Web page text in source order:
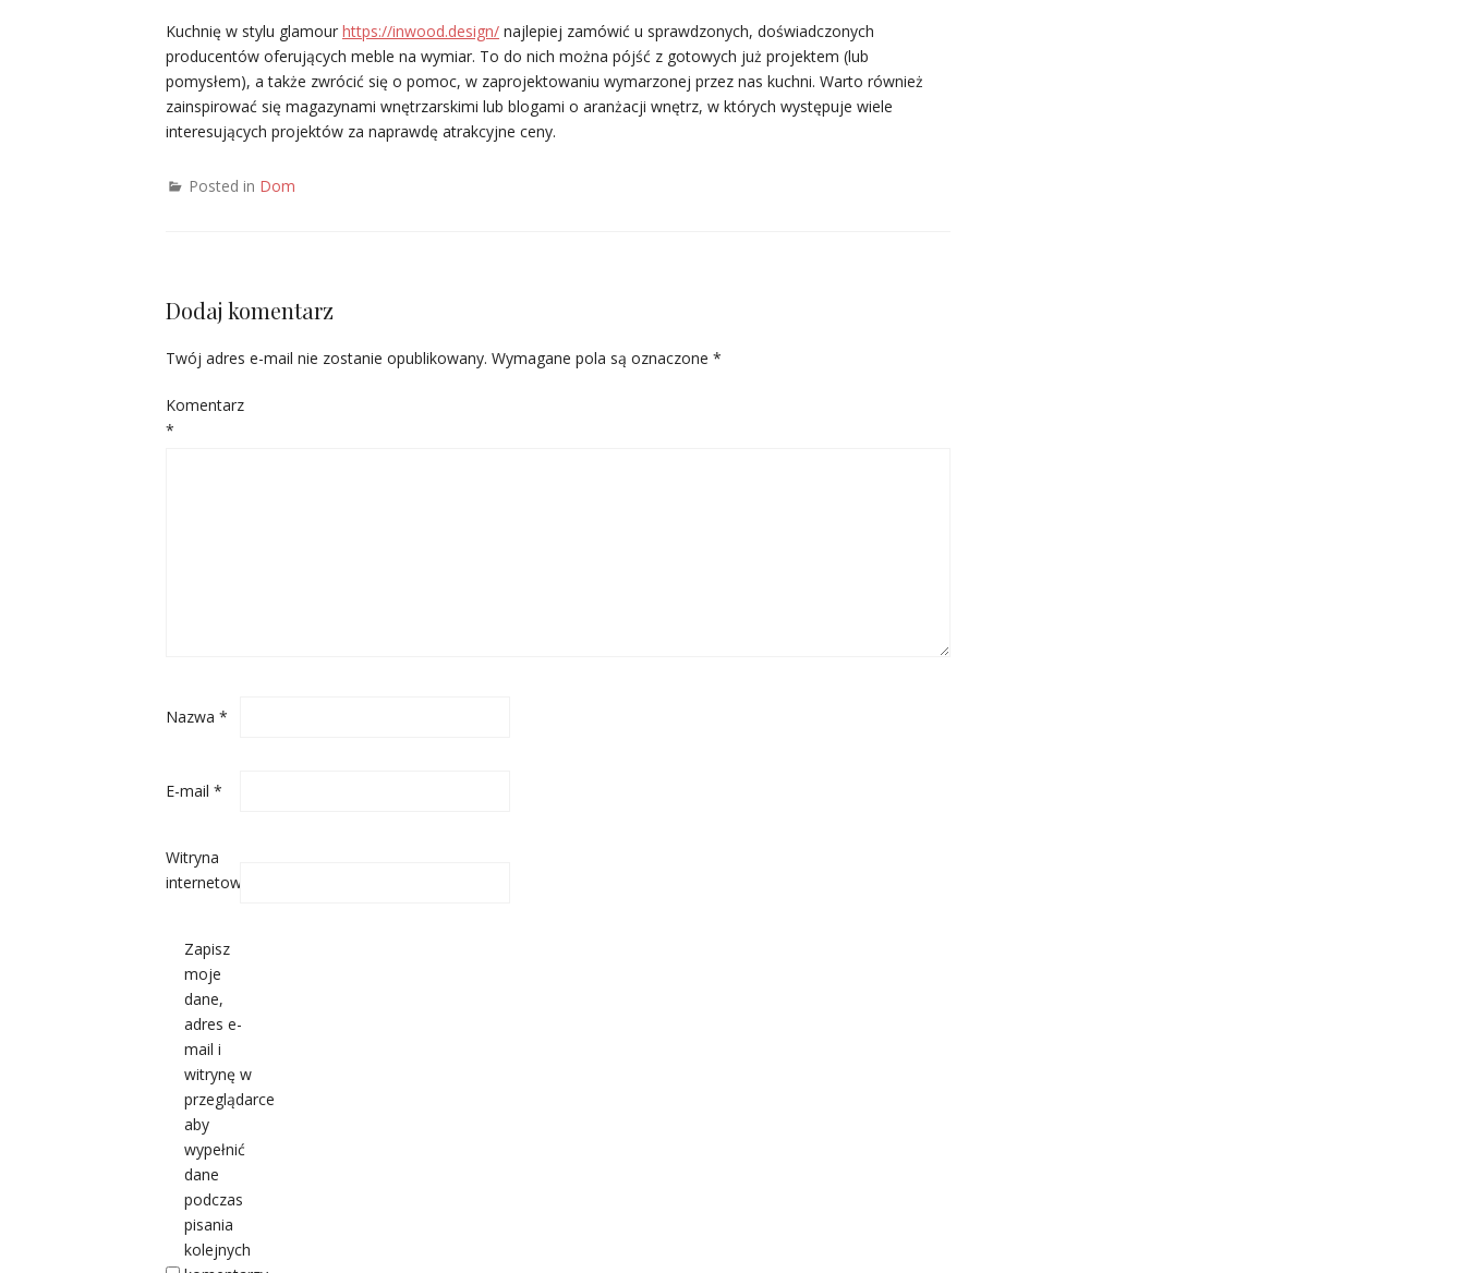
Kuchnię w stylu glamour https://inwood.design/ najlepiej zamówić u sprawdzonych, doświadczonych
producentów oferujących meble na wymiar. To do nich można pójść z gotowych już projektem (lub
pomysłem), a także zwrócić się o pomoc, w zaprojektowaniu wymarzonej przez nas kuchni. Warto również
zainspirować się magazynami wnętrzarskimi lub blogami o aranżacji wnętrz, w których występuje wiele
interesujących projektów za naprawdę atrakcyjne ceny.
Posted in Dom
Dodaj komentarz
Twój adres e-mail nie zostanie opublikowany. Wymagane pola są oznaczone *
Komentarz
*
Nazwa *
E-mail *
Witryna
internetowa
Zapisz
moje
dane,
adres e-
mail i
witrynę w
przeglądarce
aby
wypełnić
dane
podczas
pisania
kolejnych